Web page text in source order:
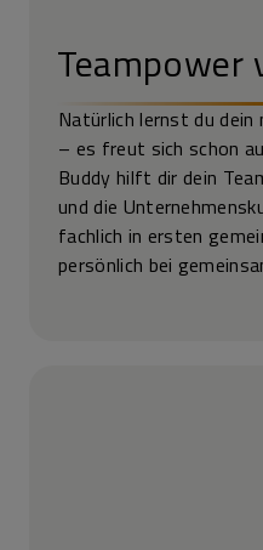
Teampower
Natürlich lernst du dein
– es freut sich schon
Buddy hilft dir dein
und die
fachlich in ersten
persönlich bei